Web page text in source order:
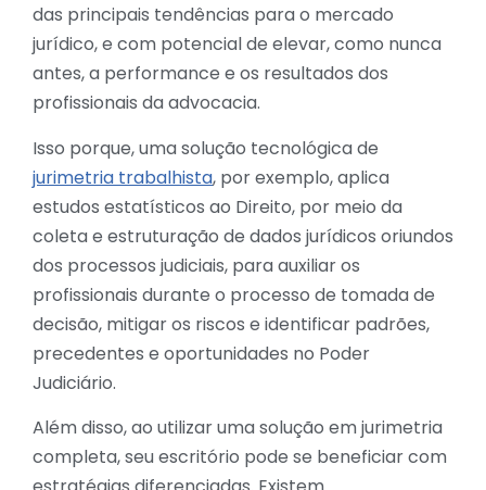
das principais tendências para o mercado
jurídico, e com potencial de elevar, como nunca
antes, a performance e os resultados dos
profissionais da advocacia.
Isso porque, uma solução tecnológica de
jurimetria trabalhista, por exemplo, aplica
estudos estatísticos ao Direito, por meio da
coleta e estruturação de dados jurídicos oriundos
dos processos judiciais, para auxiliar os
profissionais durante o processo de tomada de
decisão, mitigar os riscos e identificar padrões,
precedentes e oportunidades no Poder
Judiciário.
Além disso, ao utilizar uma solução em jurimetria
completa, seu escritório pode se beneficiar com